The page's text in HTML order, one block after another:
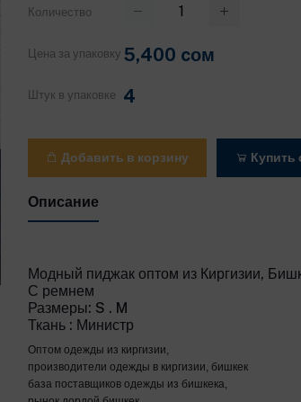
Количество
Цена за упаковку 5,400 cом
Штук в упаковке 4
Добавить в корзину Купить
Описание
Модный пиджак оптом из Киргизии,
С ремнем
Размеры: S . M
Ткань : Министр
Оптом одежды из киргизии,
производители одежды в киргизии, бишкек
база поставщиков одежды из бишкека,